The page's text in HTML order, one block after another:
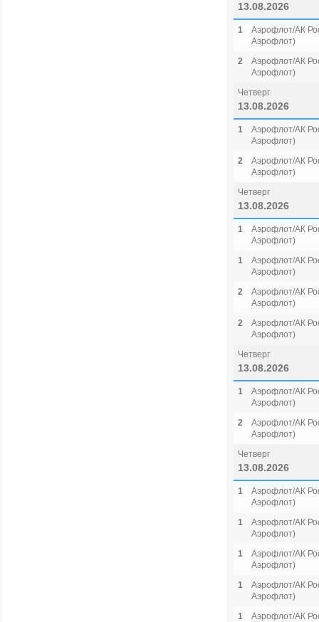
13.08.2026
1
Аэрофлот/АК
Аэрофлот)
2
Аэрофлот/АК
Аэрофлот)
Четверг
13.08.2026
1
Аэрофлот/АК
Аэрофлот)
2
Аэрофлот/АК
Аэрофлот)
Четверг
13.08.2026
1
Аэрофлот/АК
Аэрофлот)
1
Аэрофлот/АК
Аэрофлот)
2
Аэрофлот/АК
Аэрофлот)
2
Аэрофлот/АК
Аэрофлот)
Четверг
13.08.2026
1
Аэрофлот/АК
Аэрофлот)
2
Аэрофлот/АК
Аэрофлот)
Четверг
13.08.2026
1
Аэрофлот/АК
Аэрофлот)
1
Аэрофлот/АК
Аэрофлот)
1
Аэрофлот/АК
Аэрофлот)
1
Аэрофлот/АК
Аэрофлот)
1
Аэрофлот/АК